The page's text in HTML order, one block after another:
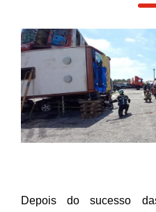
Depois do sucesso